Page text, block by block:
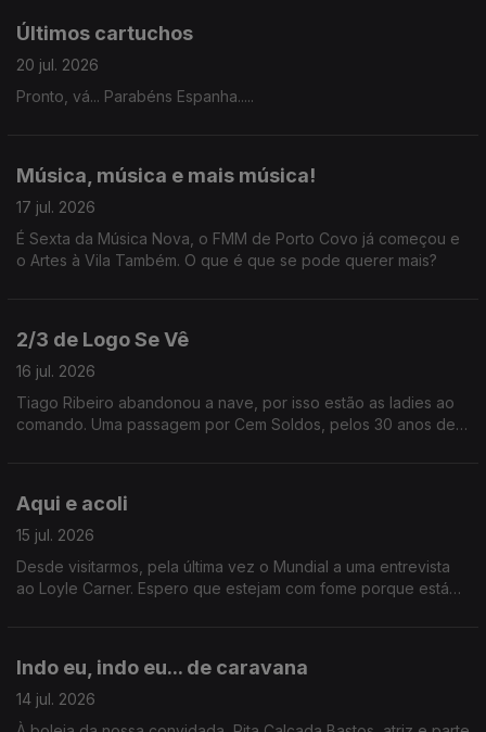
Últimos cartuchos
20 jul. 2026
Pronto, vá... Parabéns Espanha.....
Música, música e mais música!
17 jul. 2026
É Sexta da Música Nova, o FMM de Porto Covo já começou e
o Artes à Vila Também. O que é que se pode querer mais?
2/3 de Logo Se Vê
16 jul. 2026
Tiago Ribeiro abandonou a nave, por isso estão as ladies ao
comando. Uma passagem por Cem Soldos, pelos 30 anos de
Aqui e acoli
15 jul. 2026
Desde visitarmos, pela última vez o Mundial a uma entrevista
ao Loyle Carner. Espero que estejam com fome porque está
Indo eu, indo eu... de caravana
14 jul. 2026